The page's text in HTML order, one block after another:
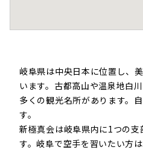
岐阜県は中央日本に位置し、
います。古都高山や温泉地白
多くの観光名所があります。
す。
新極真会は岐阜県内に1つの
す。岐阜で空手を習いたい方